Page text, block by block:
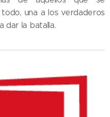
una a los verdaderos
dar la batalla.